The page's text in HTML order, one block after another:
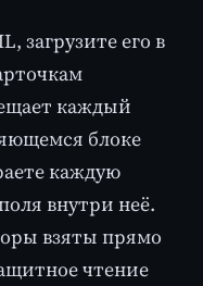
загрузите его в
каждый
блоке
каждую
внутри неё.
взяты прямо
чтение